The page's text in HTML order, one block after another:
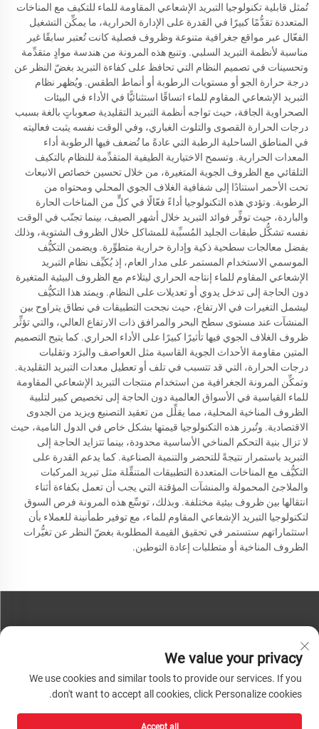
تُمثل قابلية تكنولوجيا التبريد الإشعاعي المقاومة للماء للتكيف مع المناخات
المتعددة تقدُّمًا كبيرًا في القدرة على الإدارة الحرارية، ما يمكِّن التشغيل
الفعّال عبر مواقع جغرافية متنوعة وظروف فصلية كانت تُعتبر سابقًا غير
مناسبة لأنظمة التبريد السلبي. وتنبع هذه المرونة من هندسة موادٍ متقدِّمة
وتحسينات في تصميم النظام التي تحافظ على كفاءة التبريد بغضّ النظر عن
درجة حرارة الجو أو مستويات الرطوبة أو أنماط الطقس. ويُظهر نظام
التبريد الإشعاعي المقاوم للماء اتساقًا استثنائيًّا في الأداء في البيئات
الصحراوية الجافة، حيث تواجه أنظمة التبريد التقليدية صعوباتٍ بالغة بسبب
درجات الحرارة القصوى والتلوث الغباري، وفي الوقت نفسه يثبت فعاليته
في المناطق الساحلية الرطبة التي عادةً ما تُضعف فيها الرطوبة أداء
المعدات الحرارية. وتسمح الاختيارية الطيفية المتقدِّمة للنظام بالتكيف
التلقائي مع الظروف الجوية المتغيرة، من خلال تحسين خصائص الانبعاث
تحت الأحمر استنادًا إلى شفافية الغلاف الجوي المحلي ومحتواه من
الرطوبة. وتؤدي هذه التكنولوجيا أداءً فعّالًا في كلٍّ من المناخات الحارة
والباردة، حيث توفِّر فوائد التبريد خلال أشهر الصيف، بينما تجنّب في الوقت
نفسه تشكُّل طبقات الجليد المُسبِّبة للمشاكل خلال الظروف الشتوية، وذلك
بفضل معالجات سطحية ذكية وإدارة حرارية متطوِّرة. ويضمن التكيُّف
الموسمي الاستخدام المستمر على مدار العام، إذ يُكيِّف نظام التبريد
الإشعاعي المقاوم للماء إنتاجه الحراري ليتلاءم مع الظروف البيئية المتغيرة
دون الحاجة إلى تدخل يدوي أو تعديلات على النظام. ويمتد هذا التكيُّف
ليشمل التغيرات في الارتفاع، حيث نجحت التطبيقات في نطاق يتراوح بين
المنشآت عند مستوى سطح البحر والمرافق ذات الارتفاع العالي، والتي تؤثِّر
ظروف الغلاف الجوي فيها تأثيرًا كبيرًا على الأداء الحراري. كما يتيح التصميم
المتين مقاومة الأحداث الجوية القاسية مثل العواصف والبرَد وتقلبات
درجات الحرارة، التي قد تتسبب في تلف أو تعطيل معدات التبريد التقليدية.
وتمكِّن المرونة الجغرافية من استخدام منتجات التبريد الإشعاعي المقاومة
للماء القياسية في الأسواق العالمية دون الحاجة إلى تخصيص كبير لتلبية
الظروف المناخية المحلية، مما يقلِّل من تعقيد التصنيع ويزيد من الجدوى
الاقتصادية. وتُبرز هذه التكنولوجيا قيمتها بشكل خاص في الدول النامية، حيث
لا تزال بنية التحكم المناخي الأساسية محدودة، بينما تتزايد الحاجة إلى
التبريد باستمرار نتيجةً للتحضر والتنمية الصناعية. كما يدعم القدرة على
التكيُّف مع المناخات المتعددة التطبيقات المتنقِّلة مثل تبريد المركبات
والملاجئ المحمولة والمنشآت المؤقتة التي يجب أن تعمل بكفاءة أثناء
انتقالها بين ظروف بيئية مختلفة. وبذلك، توسِّع هذه المرونة فرص السوق
لتكنولوجيا التبريد الإشعاعي المقاوم للماء، مع توفير طمأنينة للعملاء بأن
استثماراتهم ستستمر في تحقيق القيمة المطلوبة بغضّ النظر عن تغيُّرات
الظروف المناخية أو متطلبات إعادة التوطين.
هاتف:+86-13793890209
هاتف:+86-13793890209
We value your privacy
We use cookies and similar tools to provide our services. If you
don't want to accept all cookies, click Personalize cookies.
Accept all